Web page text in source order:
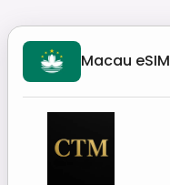
Macau eSIM